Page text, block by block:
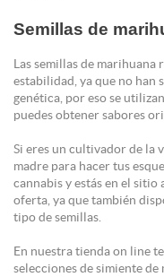
Semillas de
Las semillas de marihuana
estabilidad, ya que no han
genética, por eso se
puedes obtener sabores
Si eres un cultivador de la
madre para hacer tus
cannabis y estás en el
oferta, ya que también
tipo de semillas.
En nuestra tienda on line
selecciones de simiente